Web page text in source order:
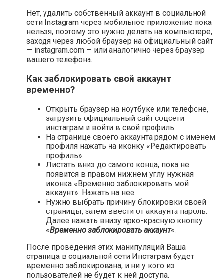
Нет, удалить собственный аккаунт в социальной
сети Instagram через мобильное приложение пока
нельзя, поэтому это нужно делать на компьютере,
заходя через любой браузер на официальный сайт
— instagram.com — или аналогично через браузер
вашего телефона.
Как заблокировать свой аккаунт
временно?
Открыть браузер на ноутбуке или телефоне,
загрузить официальный сайт соцсети
инстаграм и войти в свой профиль.
На странице своего аккаунта рядом с именем
профиля нажать на иконку «Редактировать
профиль».
Листать вниз до самого конца, пока не
появится в правом нижнем углу нужная
иконка «Временно заблокировать мой
аккаунт». Нажать на нее.
Нужно выбрать причину блокировки своей
страницы, затем ввести от аккаунта пароль.
Далее нажать внизу ярко-красную кнопку
«Временно заблокировать аккаунт«.
После проведения этих манипуляций Ваша
страница в социальной сети Инстаграм будет
временно заблокирована, и ни у кого из
пользователей не будет к ней доступа.